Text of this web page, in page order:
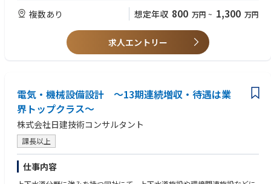
上水道施設の新築における詳細設計（管理棟、電気棟、機械棟） ・下水処
施設の基本設計（管理棟、昇降機棟、水門上屋）
【当社の業務スタイル】
学べます
・設備改修では、建築設備のみで完結する案件を主担当として裁量高く設
計 ・図面作成ソフトや社内標準の活用で効率化を徹底。
※月の残業はおおむね20時間程度
※官庁物件の電気設備設計に携わってきた方を特に歓迎します。中途採用
募集要項の冊子をご用意しておりますので、選考時にお渡しします。地域
の暮らしを支える案件で、設計者としての手応えを実感してください。
複数あり 想定年収 800 万円 ~ 1,300 万円
求人エントリー
電気・機械設備設計 ～13期連続増収・待遇は業
界トップクラス～
株式会社日建技術コンサルタント
課長以上
仕事内容